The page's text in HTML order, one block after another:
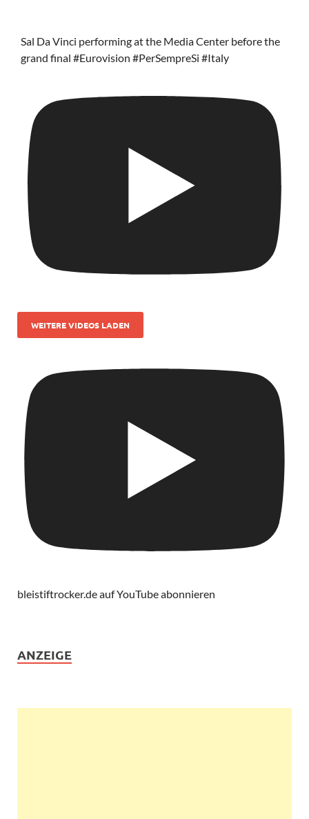
Sal Da Vinci performing at the Media Center before the
grand final #Eurovision #PerSempreSi #Italy
WEITERE VIDEOS LADEN
bleistiftrocker.de auf YouTube abonnieren
ANZEIGE